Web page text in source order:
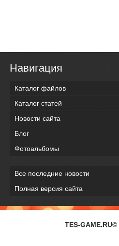
Навигация
Каталог файлов
Каталог статей
Новости сайта
Блог
Фотоальбомы
Все последние новости
Полная версия сайта
TES-GAME.RU©